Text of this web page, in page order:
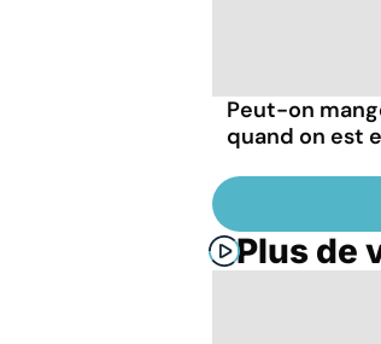
Peut-on
quand on est
Plus de